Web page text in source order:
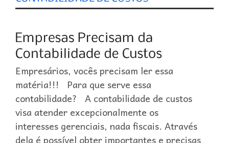
0
Empresários, vocês precisam ler essa
matéria!!! Para que serve essa
contabilidade? A contabilidade de custos
visa atender excepcionalmente os
interesses gerenciais, nada fiscais. Através
dela é possível obter importantes e precisas